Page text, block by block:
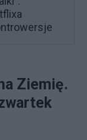
Ziemię.